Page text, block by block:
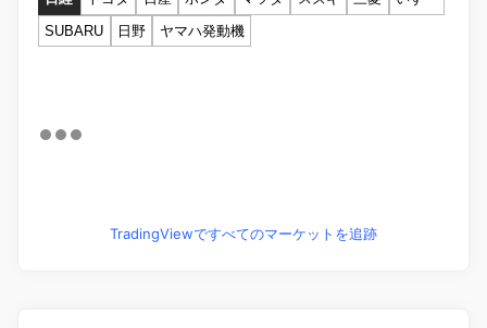
SUBARU
日野 ヤマハ発動機
TradingViewですべてのマーケットを追跡